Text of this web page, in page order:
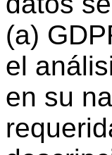
(a)
el
en su